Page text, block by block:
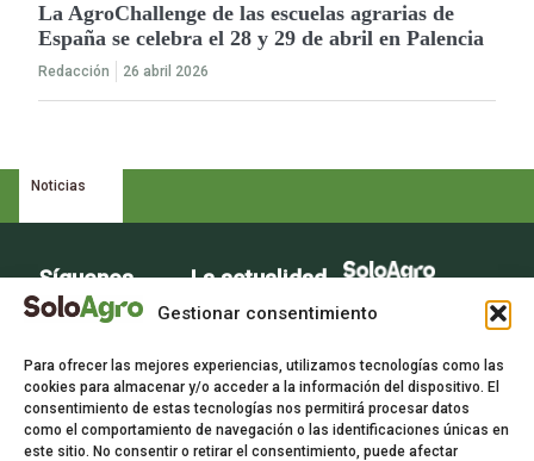
Gestionar consentimiento
Para ofrecer las mejores experiencias, utilizamos tecnologías como las
cookies para almacenar y/o acceder a la información del dispositivo. El
consentimiento de estas tecnologías nos permitirá procesar datos
como el comportamiento de navegación o las identificaciones únicas en
este sitio. No consentir o retirar el consentimiento, puede afectar
La AgroChallenge de las escuelas agrarias de
España se celebra el 28 y 29 de abril en Palencia
Redacción 26 abril 2026
Noticias
La voz del sector
La actualidad
del campo en
entrada.
Suscríbete
Síguenos